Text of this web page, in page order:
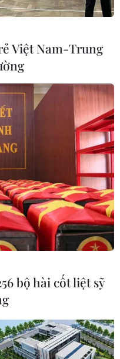
Việt Nam-Trung
bộ hài cốt liệt sỹ